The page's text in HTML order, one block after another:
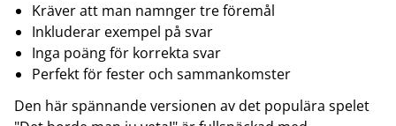
Kräver att man namnger tre föremål
Inkluderar exempel på svar
Inga poäng för korrekta svar
Perfekt för fester och sammankomster
Den här spännande versionen av det populära spelet